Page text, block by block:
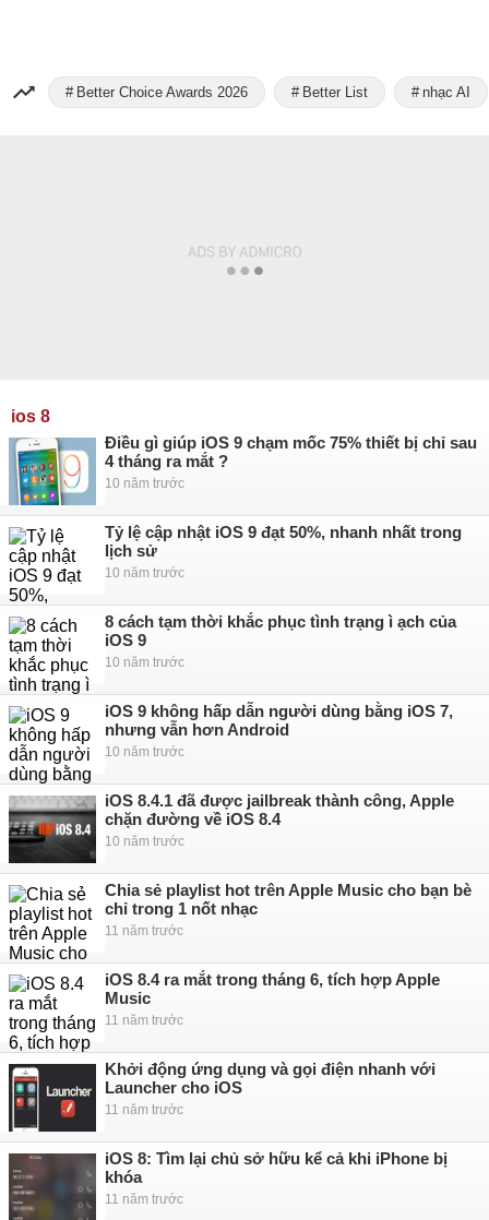
Better Choice Awards 2026 Better List nhạc AI
ios 8
Điều gì giúp iOS 9 chạm mốc 75% thiết bị chỉ sau
4 tháng ra mắt ?
10 năm trước
Tỷ lệ cập nhật iOS 9 đạt 50%, nhanh nhất trong
lịch sử
10 năm trước
8 cách tạm thời khắc phục tình trạng ì ạch của
iOS 9
10 năm trước
iOS 9 không hấp dẫn người dùng bằng iOS 7,
nhưng vẫn hơn Android
10 năm trước
iOS 8.4.1 đã được jailbreak thành công, Apple
chặn đường về iOS 8.4
10 năm trước
Chia sẻ playlist hot trên Apple Music cho bạn bè
chỉ trong 1 nốt nhạc
11 năm trước
iOS 8.4 ra mắt trong tháng 6, tích hợp Apple
Music
11 năm trước
Khởi động ứng dụng và gọi điện nhanh với
Launcher cho iOS
11 năm trước
iOS 8: Tìm lại chủ sở hữu kể cả khi iPhone bị
khóa
11 năm trước